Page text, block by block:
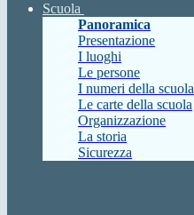
Scuola
Panoramica
Presentazione
I luoghi
Le persone
I numeri della scuola
Le carte della scuola
Organizzazione
La storia
Sicurezza